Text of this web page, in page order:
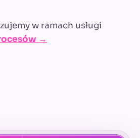
w ramach usługi
→